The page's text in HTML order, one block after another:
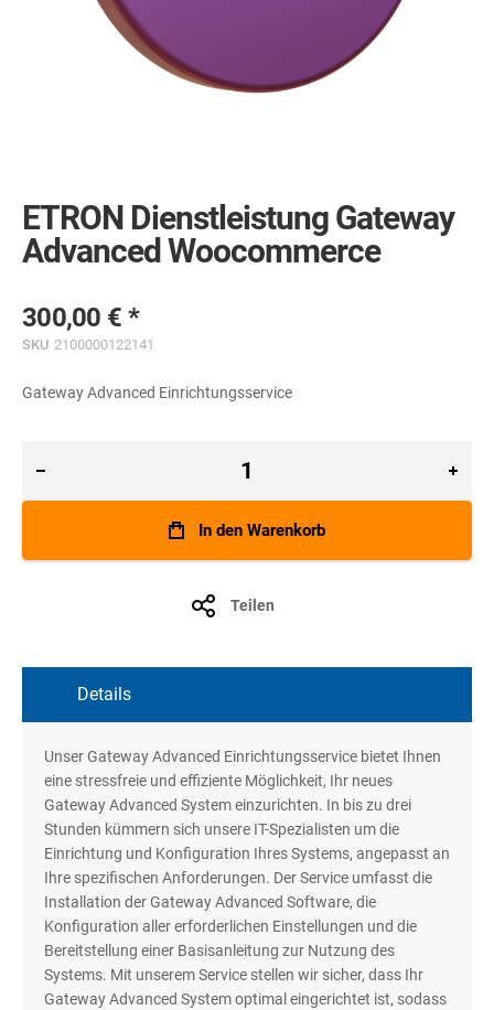
beginning
of
the
ETRON Dienstleistung Gateway
Advanced Woocommerce
300,00 €
SKU 2100000122141
Gateway Advanced Einrichtungsservice
In den Warenkorb
Teilen
Details
Unser Gateway Advanced Einrichtungsservice bietet Ihnen
eine stressfreie und effiziente Möglichkeit, Ihr neues
Gateway Advanced System einzurichten. In bis zu drei
Stunden kümmern sich unsere IT-Spezialisten um die
Einrichtung und Konfiguration Ihres Systems, angepasst an
Ihre spezifischen Anforderungen. Der Service umfasst die
Installation der Gateway Advanced Software, die
Konfiguration aller erforderlichen Einstellungen und die
Bereitstellung einer Basisanleitung zur Nutzung des
Systems. Mit unserem Service stellen wir sicher, dass Ihr
Gateway Advanced System optimal eingerichtet ist, sodass